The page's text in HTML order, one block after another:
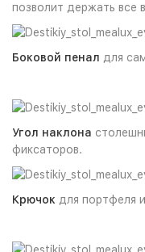
позволит держать все
Боковой пенал для
Угол наклона
фиксаторов.
Крючок для портфеля